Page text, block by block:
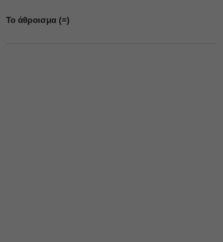
Το άθροισμα (=)